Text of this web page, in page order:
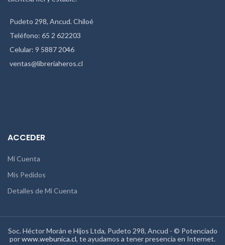
Pudeto 298, Ancud. Chiloé
Teléfono: 65 2 622203
Celular: 9 5887 2046
ventas@libreriaheros.cl
ACCEDER
Mi Cuenta
Mis Pedidos
Detalles de Mi Cuenta
Soc. Héctor Morán e Hijos Ltda, Pudeto 298, Ancud - © Potenciado
porwww.webunica.cl, te ayudamos a tener presencia en Internet.